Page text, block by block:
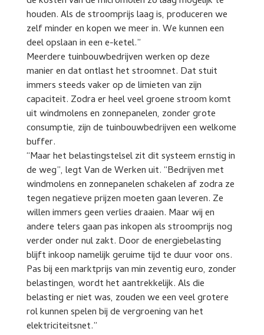
houden. Als de stroomprijs laag is, produceren we
zelf minder en kopen we meer in. We kunnen een
deel opslaan in een e-ketel.”
Meerdere tuinbouwbedrijven werken op deze
manier en dat ontlast het stroomnet. Dat stuit
immers steeds vaker op de limieten van zijn
capaciteit. Zodra er heel veel groene stroom komt
uit windmolens en zonnepanelen, zonder grote
consumptie, zijn de tuinbouwbedrijven een welkome
buffer.
“Maar het belastingstelsel zit dit systeem ernstig in
de weg”, legt Van de Werken uit. “Bedrijven met
windmolens en zonnepanelen schakelen af zodra ze
tegen negatieve prijzen moeten gaan leveren. Ze
willen immers geen verlies draaien. Maar wij en
andere telers gaan pas inkopen als stroomprijs nog
verder onder nul zakt. Door de energiebelasting
blijft inkoop namelijk geruime tijd te duur voor ons.
Pas bij een marktprijs van min zeventig euro, zonder
belastingen, wordt het aantrekkelijk. Als die
belasting er niet was, zouden we een veel grotere
rol kunnen spelen bij de vergroening van het
elektriciteitsnet.”